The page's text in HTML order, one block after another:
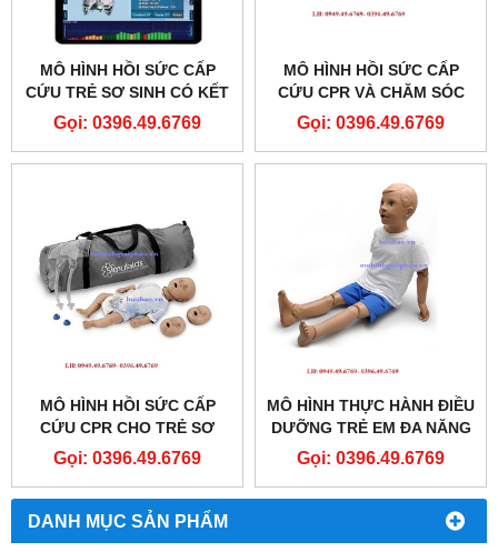
DANH MỤC SẢN PHẨM
MÔ HÌNH HỒI SỨC CẤP
CỨU TRẺ SƠ SINH CÓ KẾT
NỐI MÁY TÍNH NEONATE
Gọi: 0396.49.6769
MÔ HÌNH HỒI SỨC CẤP
CỨU CPR VÀ CHĂM SÓC
CHẤN THƯƠNG TRẺ 1
TUỔI MODEL S111
Gọi: 0396.49.6769
MÔ HÌNH HỒI SỨC CẤP
CỨU CPR CHO TRẺ SƠ
SINH MODEL: 100-2901U
Gọi: 0396.49.6769
MÔ HÌNH THỰC HÀNH ĐIỀU
DƯỠNG TRẺ EM ĐA NĂNG
5 TUỔI
Gọi: 0396.49.6769